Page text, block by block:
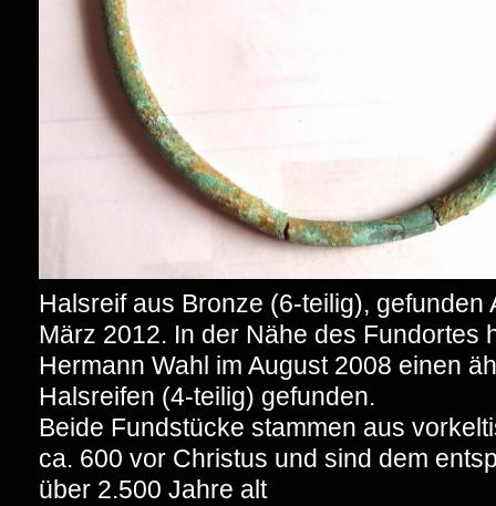
Halsreif aus Bronze (6-teilig), gefunden
März 2012. In der Nähe des Fundortes
Hermann Wahl im August 2008 einen
Halsreifen (4-teilig) gefunden.
Beide Fundstücke stammen aus
ca. 600 vor Christus und sind dem
über 2.500 Jahre alt